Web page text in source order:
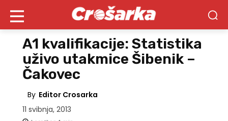
A1 kvalifikacije: Statistika
uživo utakmice Šibenik –
Čakovec
By Editor Crosarka
11 svibnja, 2013